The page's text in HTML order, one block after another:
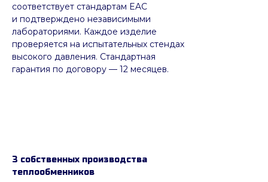
соответствует стандартам EAC
и подтверждено независимыми
лабораториями. Каждое изделие
проверяется на испытательных стендах
высокого давления. Стандартная
гарантия по договору — 12 месяцев.
3 собственных производства
теплообменников